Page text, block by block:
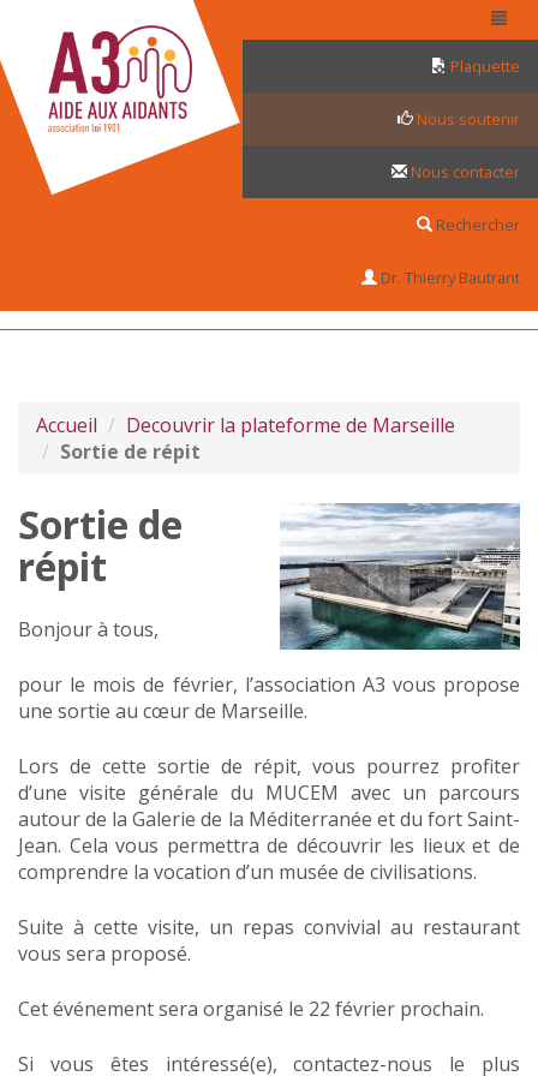
Plaquette
Nous soutenir
Nous contacter
Rechercher
Dr. Thierry Bautrant
Accueil
Decouvrir la plateforme de Marseille
Sortie de répit
Sortie de
répit
Bonjour à tous,
pour le mois de février, l’association A3 vous propose
une sortie au cœur de Marseille.
Lors de cette sortie de répit, vous pourrez profiter
d’une visite générale du MUCEM avec un parcours
autour de la Galerie de la Méditerranée et du fort Saint-
Jean. Cela vous permettra de découvrir les lieux et de
comprendre la vocation d’un musée de civilisations.
Suite à cette visite, un repas convivial au restaurant
vous sera proposé.
Cet événement sera organisé le 22 février prochain.
Si vous êtes intéressé(e), contactez-nous le plus
Panneau de gestion des cookies